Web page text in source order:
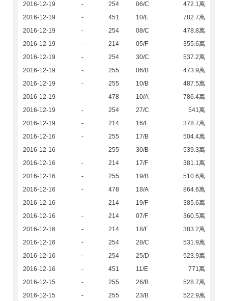
2016-12-19
- 254 06/C
472.1萬
2016-12-19
- 451 10/E
782.7萬
2016-12-19
- 254 08/C
478.8萬
2016-12-19
- 214 05/F
355.6萬
2016-12-19
- 254 30/C
537.2萬
2016-12-19
- 255 06/B
473.9萬
2016-12-19
- 255 10/B
487.5萬
2016-12-19
- 478 10/A
786.4萬
2016-12-19
- 254 27/C
541萬
2016-12-19
- 214 16/F
378.7萬
2016-12-16
- 255 17/B
504.4萬
2016-12-16
- 255 30/B
539.3萬
2016-12-16
- 214 17/F
381.1萬
2016-12-16
- 255 19/B
510.6萬
2016-12-16
- 478 18/A
864.6萬
2016-12-16
- 214 19/F
385.6萬
2016-12-16
- 214 07/F
360.5萬
2016-12-16
- 214 18/F
383.2萬
2016-12-16
- 254 28/C
531.9萬
2016-12-16
- 254 25/D
523.9萬
2016-12-16
- 451 11/E
771萬
2016-12-15
- 255 26/B
528.7萬
2016-12-15
- 255 23/B
522.9萬